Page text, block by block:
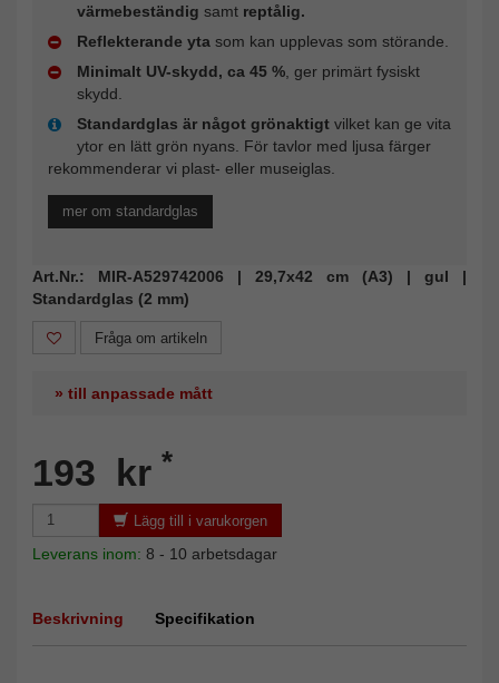
värmebeständig samt reptålig.
Reflekterande yta som kan upplevas som störande.
Minimalt UV-skydd, ca 45 % , ger primärt fysiskt
skydd.
Standardglas är något grönaktigt vilket kan ge vita
ytor en lätt grön nyans. För tavlor med ljusa färger
rekommenderar vi plast- eller museiglas.
mer om standardglas
Art.Nr.: MIR-A529742006 | 29,7x42 cm (A3) | gul |
Standardglas (2 mm)
Fråga om artikeln
» till anpassade mått
193 kr *
Lägg till i varukorgen
Leverans inom: 8 - 10 arbetsdagar
Beskrivning Specifikation